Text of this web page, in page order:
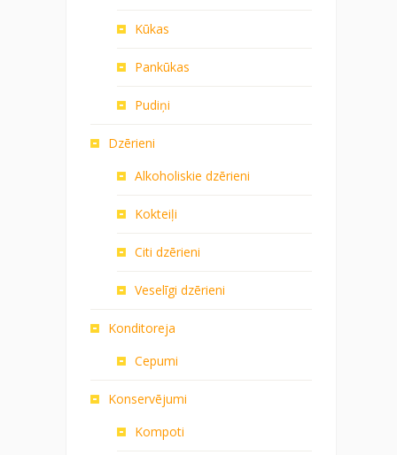
Kūkas
Pankūkas
Pudiņi
Dzērieni
Alkoholiskie dzērieni
Kokteiļi
Citi dzērieni
Veselīgi dzērieni
Konditoreja
Cepumi
Konservējumi
Kompoti